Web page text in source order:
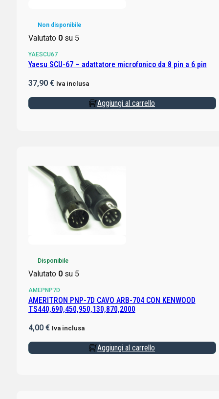
Non disponibile
Valutato 0su 5
YAESCU67
Yaesu SCU-67 – adattatore microfonico da 8 pin a 6 pin
37,90 € Iva inclusa
Aggiungi al carrello
Disponibile
Valutato 0su 5
AMEPNP7D
AMERITRON PNP-7D CAVO ARB-704 CON KENWOOD
TS440,690,450,950,130,870,2000
4,00 € Iva inclusa
Aggiungi al carrello